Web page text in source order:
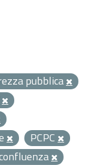
pubblica
PCPC